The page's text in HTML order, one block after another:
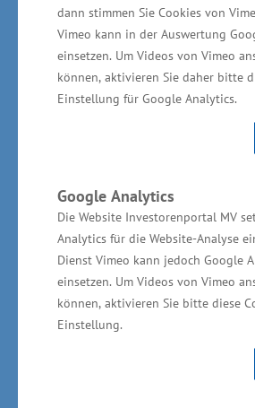
dann stimmen Sie Cookies von
Vimeo kann in der Auswertung
einsetzen. Um Videos von Vimeo
können, aktivieren Sie daher bitte
Einstellung für Google Analytics.
Google Analytics
Die Website Investorenportal MV
Analytics für die Website-Analyse
Dienst Vimeo kann jedoch Google
einsetzen. Um Videos von Vimeo
können, aktivieren Sie bitte diese
Einstellung.
für regionale Entwicklung
Gemeinschaftsaufgabe
regionalen Wirtschaftsstruktur“
176.800 Euro. Die
Die 1993 gegründete R&H
GmbH ist als etablierter
Metallverarbeitung in
Vorpommern und ganz
Am Standort in Rostock sind
Mitarbeiter beschäftigt. Der
besteht aus rund 60